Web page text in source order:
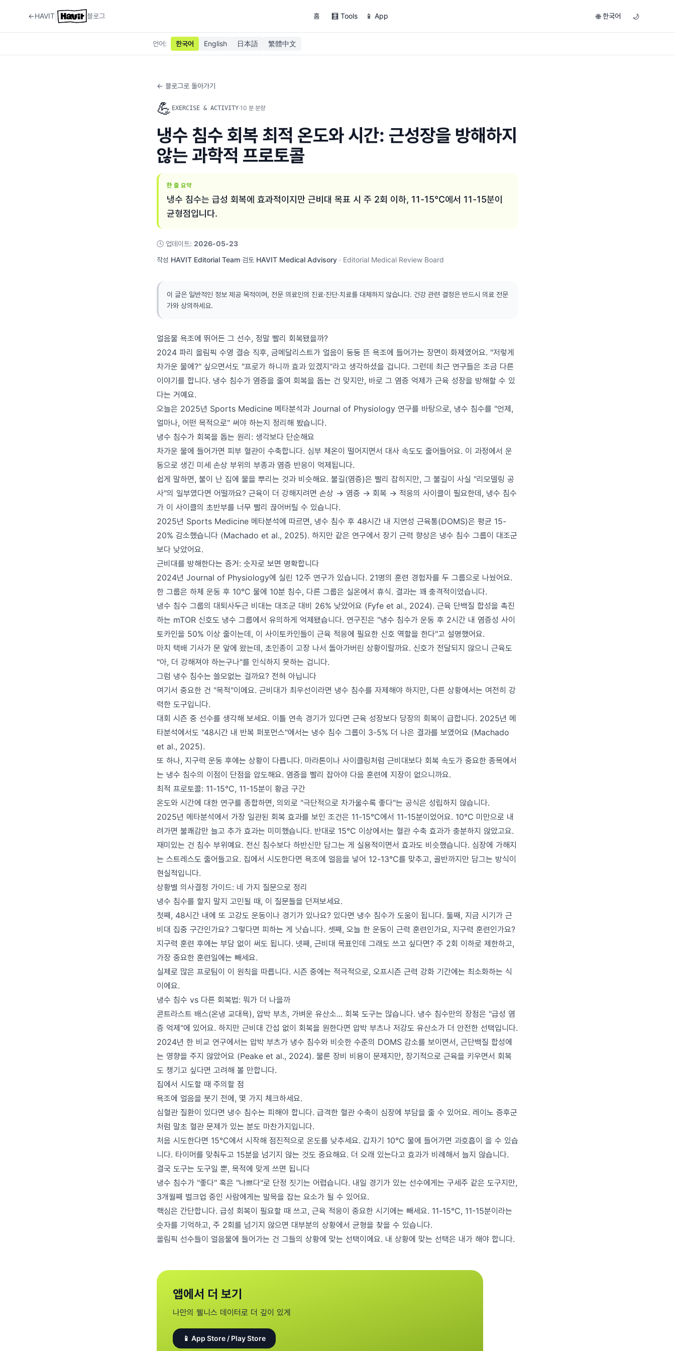
←HAVIT 블로그 홈 🧮 Tools 📱 App 🌐 한국어 🌙
언어: 한국어 English 日本語 繁體中文
← 블로그로 돌아가기
💪 EXERCISE & ACTIVITY·10 분 분량
냉수 침수 회복 최적 온도와 시간: 근성장을 방해하지
않는 과학적 프로토콜
한 줄 요약
냉수 침수는 급성 회복에 효과적이지만 근비대 목표 시 주 2회 이하, 11-15°C에서 11-15분이
균형점입니다.
🕓 업데이트: 2026-05-23
작성 HAVIT Editorial Team·검토 HAVIT Medical Advisory · Editorial Medical Review Board
이 글은 일반적인 정보 제공 목적이며, 전문 의료인의 진료·진단·치료를 대체하지 않습니다. 건강 관련 결정은 반드시 의료 전문
가와 상의하세요.
얼음물 욕조에 뛰어든 그 선수, 정말 빨리 회복됐을까?
2024 파리 올림픽 수영 결승 직후, 금메달리스트가 얼음이 둥둥 뜬 욕조에 들어가는 장면이 화제였어요. "저렇게
차가운 물에?" 싶으면서도 "프로가 하니까 효과 있겠지"라고 생각하셨을 겁니다. 그런데 최근 연구들은 조금 다른
이야기를 합니다. 냉수 침수가 염증을 줄여 회복을 돕는 건 맞지만, 바로 그 염증 억제가 근육 성장을 방해할 수 있
다는 거예요.
오늘은 2025년 Sports Medicine 메타분석과 Journal of Physiology 연구를 바탕으로, 냉수 침수를 "언제,
얼마나, 어떤 목적으로" 써야 하는지 정리해 봤습니다.
냉수 침수가 회복을 돕는 원리: 생각보다 단순해요
차가운 물에 들어가면 피부 혈관이 수축합니다. 심부 체온이 떨어지면서 대사 속도도 줄어들어요. 이 과정에서 운
동으로 생긴 미세 손상 부위의 부종과 염증 반응이 억제됩니다.
쉽게 말하면, 불이 난 집에 물을 뿌리는 것과 비슷해요. 불길(염증)은 빨리 잡히지만, 그 불길이 사실 "리모델링 공
사"의 일부였다면 어떨까요? 근육이 더 강해지려면 손상 → 염증 → 회복 → 적응의 사이클이 필요한데, 냉수 침수
가 이 사이클의 초반부를 너무 빨리 끊어버릴 수 있습니다.
2025년 Sports Medicine 메타분석에 따르면, 냉수 침수 후 48시간 내 지연성 근육통(DOMS)은 평균 15-
20% 감소했습니다 (Machado et al., 2025). 하지만 같은 연구에서 장기 근력 향상은 냉수 침수 그룹이 대조군
보다 낮았어요.
근비대를 방해한다는 증거: 숫자로 보면 명확합니다
2024년 Journal of Physiology에 실린 12주 연구가 있습니다. 21명의 훈련 경험자를 두 그룹으로 나눴어요.
한 그룹은 하체 운동 후 10°C 물에 10분 침수, 다른 그룹은 실온에서 휴식. 결과는 꽤 충격적이었습니다.
냉수 침수 그룹의 대퇴사두근 비대는 대조군 대비 26% 낮았어요 (Fyfe et al., 2024). 근육 단백질 합성을 촉진
하는 mTOR 신호도 냉수 그룹에서 유의하게 억제됐습니다. 연구진은 "냉수 침수가 운동 후 2시간 내 염증성 사이
토카인을 50% 이상 줄이는데, 이 사이토카인들이 근육 적응에 필요한 신호 역할을 한다"고 설명했어요.
마치 택배 기사가 문 앞에 왔는데, 초인종이 고장 나서 돌아가버린 상황이랄까요. 신호가 전달되지 않으니 근육도
"아, 더 강해져야 하는구나"를 인식하지 못하는 겁니다.
그럼 냉수 침수는 쓸모없는 걸까요? 전혀 아닙니다
여기서 중요한 건 "목적"이에요. 근비대가 최우선이라면 냉수 침수를 자제해야 하지만, 다른 상황에서는 여전히 강
력한 도구입니다.
대회 시즌 중 선수를 생각해 보세요. 이틀 연속 경기가 있다면 근육 성장보다 당장의 회복이 급합니다. 2025년 메
타분석에서도 "48시간 내 반복 퍼포먼스"에서는 냉수 침수 그룹이 3-5% 더 나은 결과를 보였어요 (Machado
et al., 2025).
또 하나, 지구력 운동 후에는 상황이 다릅니다. 마라톤이나 사이클링처럼 근비대보다 회복 속도가 중요한 종목에서
는 냉수 침수의 이점이 단점을 압도해요. 염증을 빨리 잡아야 다음 훈련에 지장이 없으니까요.
최적 프로토콜: 11-15°C, 11-15분이 황금 구간
온도와 시간에 대한 연구를 종합하면, 의외로 "극단적으로 차가울수록 좋다"는 공식은 성립하지 않습니다.
2025년 메타분석에서 가장 일관된 회복 효과를 보인 조건은 11-15°C에서 11-15분이었어요. 10°C 미만으로 내
려가면 불쾌감만 늘고 추가 효과는 미미했습니다. 반대로 15°C 이상에서는 혈관 수축 효과가 충분하지 않았고요.
재미있는 건 침수 부위예요. 전신 침수보다 하반신만 담그는 게 실용적이면서 효과도 비슷했습니다. 심장에 가해지
는 스트레스도 줄어들고요. 집에서 시도한다면 욕조에 얼음을 넣어 12-13°C를 맞추고, 골반까지만 담그는 방식이
현실적입니다.
상황별 의사결정 가이드: 네 가지 질문으로 정리
냉수 침수를 할지 말지 고민될 때, 이 질문들을 던져보세요.
첫째, 48시간 내에 또 고강도 운동이나 경기가 있나요? 있다면 냉수 침수가 도움이 됩니다. 둘째, 지금 시기가 근
비대 집중 구간인가요? 그렇다면 피하는 게 낫습니다. 셋째, 오늘 한 운동이 근력 훈련인가요, 지구력 훈련인가요?
지구력 훈련 후에는 부담 없이 써도 됩니다. 넷째, 근비대 목표인데 그래도 쓰고 싶다면? 주 2회 이하로 제한하고,
가장 중요한 훈련일에는 빼세요.
실제로 많은 프로팀이 이 원칙을 따릅니다. 시즌 중에는 적극적으로, 오프시즌 근력 강화 기간에는 최소화하는 식
이에요.
냉수 침수 vs 다른 회복법: 뭐가 더 나을까
콘트라스트 배스(온냉 교대욕), 압박 부츠, 가벼운 유산소... 회복 도구는 많습니다. 냉수 침수만의 장점은 "급성 염
증 억제"에 있어요. 하지만 근비대 간섭 없이 회복을 원한다면 압박 부츠나 저강도 유산소가 더 안전한 선택입니다.
2024년 한 비교 연구에서는 압박 부츠가 냉수 침수와 비슷한 수준의 DOMS 감소를 보이면서, 근단백질 합성에
는 영향을 주지 않았어요 (Peake et al., 2024). 물론 장비 비용이 문제지만, 장기적으로 근육을 키우면서 회복
도 챙기고 싶다면 고려해 볼 만합니다.
집에서 시도할 때 주의할 점
욕조에 얼음을 붓기 전에, 몇 가지 체크하세요.
심혈관 질환이 있다면 냉수 침수는 피해야 합니다. 급격한 혈관 수축이 심장에 부담을 줄 수 있어요. 레이노 증후군
처럼 말초 혈관 문제가 있는 분도 마찬가지입니다.
처음 시도한다면 15°C에서 시작해 점진적으로 온도를 낮추세요. 갑자기 10°C 물에 들어가면 과호흡이 올 수 있습
니다. 타이머를 맞춰두고 15분을 넘기지 않는 것도 중요해요. 더 오래 있는다고 효과가 비례해서 늘지 않습니다.
결국 도구는 도구일 뿐, 목적에 맞게 쓰면 됩니다
냉수 침수가 "좋다" 혹은 "나쁘다"로 단정 짓기는 어렵습니다. 내일 경기가 있는 선수에게는 구세주 같은 도구지만,
3개월째 벌크업 중인 사람에게는 발목을 잡는 요소가 될 수 있어요.
핵심은 간단합니다. 급성 회복이 필요할 때 쓰고, 근육 적응이 중요한 시기에는 빼세요. 11-15°C, 11-15분이라는
숫자를 기억하고, 주 2회를 넘기지 않으면 대부분의 상황에서 균형을 찾을 수 있습니다.
올림픽 선수들이 얼음물에 들어가는 건 그들의 상황에 맞는 선택이에요. 내 상황에 맞는 선택은 내가 해야 합니다.
앱에서 더 보기
나만의 웰니스 데이터로 더 깊이 있게
📱 App Store / Play Store